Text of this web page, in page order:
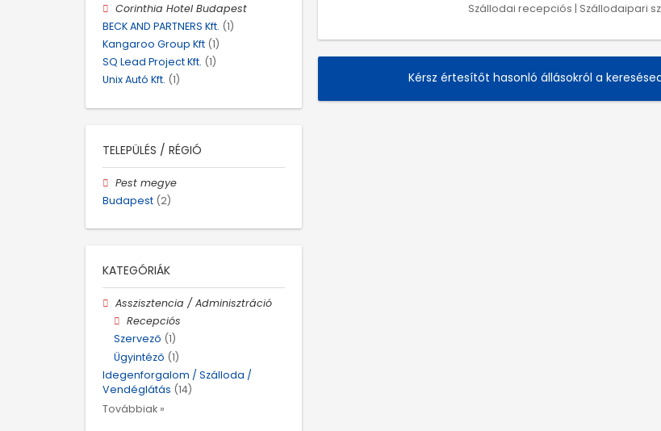
Szállodai recepciós | Szállodaipari
Kérsz értesítőt hasonló állásokról a
Corinthia Hotel Budapest
BECK AND PARTNERS Kft. (1)
Kangaroo Group Kft (1)
SQ Lead Project Kft. (1)
Unix Autó Kft. (1)
TELEPÜLÉS / RÉGIÓ
Pest megye
Budapest (2)
KATEGÓRIÁK
Asszisztencia / Adminisztráció
Recepciós
Szervező (1)
Ügyintéző (1)
Idegenforgalom / Szálloda /
Vendéglátás (14)
Továbbiak »